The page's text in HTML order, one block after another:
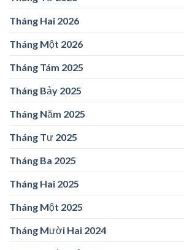
Tháng Hai 2026
Tháng Một 2026
Tháng Tám 2025
Tháng Bảy 2025
Tháng Năm 2025
Tháng Tư 2025
Tháng Ba 2025
Tháng Hai 2025
Tháng Một 2025
Tháng Mười Hai 2024